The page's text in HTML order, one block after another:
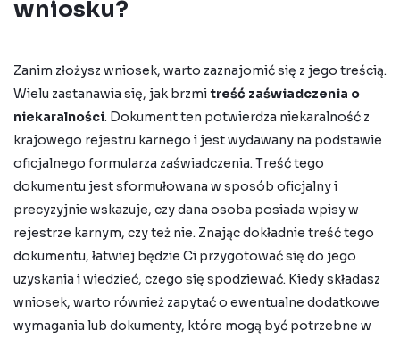
wniosku?
Zanim złożysz wniosek, warto zaznajomić się z jego treścią.
Wielu zastanawia się, jak brzmitreść zaświadczenia o
niekaralności. Dokument ten potwierdza niekaralność z
krajowego rejestru karnego i jest wydawany na podstawie
oficjalnego formularza zaświadczenia. Treśćtego
dokumentu jest sformułowana w sposób oficjalny i
precyzyjnie wskazuje, czy dana osoba posiada wpisy w
rejestrze karnym, czy też nie. Znając dokładnie treść tego
dokumentu, łatwiej będzie Ci przygotować się do jego
uzyskania i wiedzieć, czego się spodziewać. Kiedy składasz
wniosek, warto również zapytać o ewentualne dodatkowe
wymagania lub dokumenty, które mogą być potrzebne w